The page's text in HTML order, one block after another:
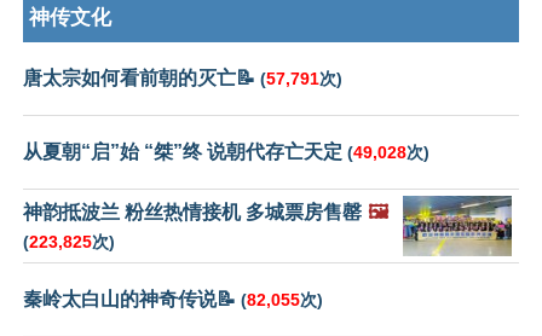
神传文化
唐太宗如何看前朝的灭亡📝 (57,791次)
从夏朝“启”始 “桀”终 说朝代存亡天定 (49,028次)
神韵抵波兰 粉丝热情接机 多城票房售罄 🖼️
(223,825次)
秦岭太白山的神奇传说📝 (82,055次)